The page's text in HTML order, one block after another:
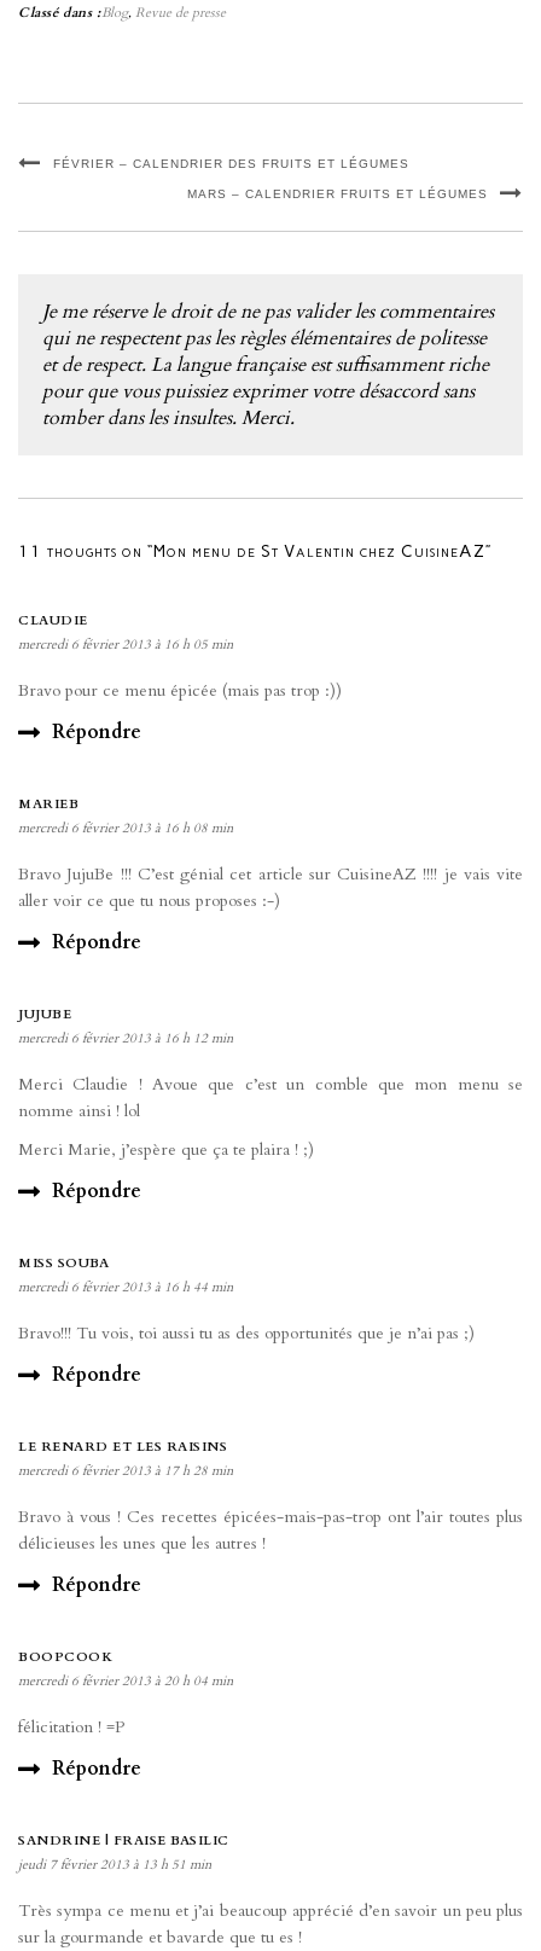
Classé dans :Blog, Revue de presse
FÉVRIER – CALENDRIER DES FRUITS ET LÉGUMES
MARS – CALENDRIER FRUITS ET LÉGUMES
Je me réserve le droit de ne pas valider les commentaires
qui ne respectent pas les règles élémentaires de politesse
et de respect. La langue française est suffisamment riche
pour que vous puissiez exprimer votre désaccord sans
tomber dans les insultes. Merci.
11 thoughts on “Mon menu de St Valentin chez CuisineAZ”
CLAUDIE
mercredi 6 février 2013 à 16 h 05 min
Bravo pour ce menu épicée (mais pas trop :))
Répondre
MARIEB
mercredi 6 février 2013 à 16 h 08 min
Bravo JujuBe !!! C’est génial cet article sur CuisineAZ !!!! je vais vite
aller voir ce que tu nous proposes :-)
Répondre
JUJUBE
mercredi 6 février 2013 à 16 h 12 min
Merci Claudie ! Avoue que c’est un comble que mon menu se
nomme ainsi ! lol
Merci Marie, j’espère que ça te plaira ! ;)
Répondre
MISS SOUBA
mercredi 6 février 2013 à 16 h 44 min
Bravo!!! Tu vois, toi aussi tu as des opportunités que je n’ai pas ;)
Répondre
LE RENARD ET LES RAISINS
mercredi 6 février 2013 à 17 h 28 min
Bravo à vous ! Ces recettes épicées-mais-pas-trop ont l’air toutes plus
délicieuses les unes que les autres !
Répondre
BOOPCOOK
mercredi 6 février 2013 à 20 h 04 min
félicitation ! =P
Répondre
SANDRINE | FRAISE BASILIC
jeudi 7 février 2013 à 13 h 51 min
Très sympa ce menu et j’ai beaucoup apprécié d’en savoir un peu plus
sur la gourmande et bavarde que tu es !